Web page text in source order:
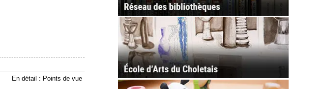
En détail : Points de vue